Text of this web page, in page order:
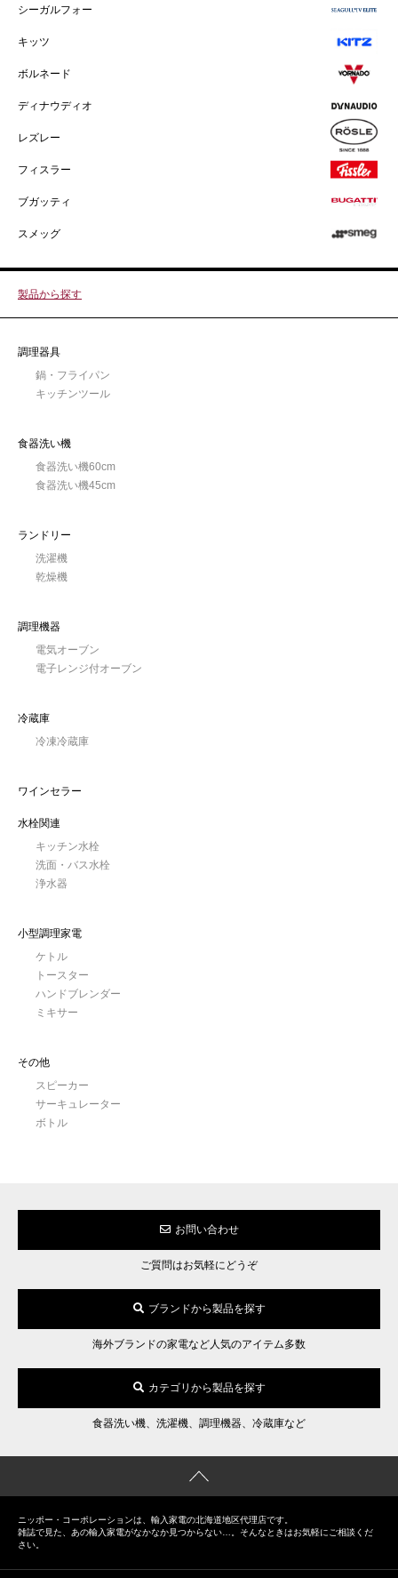
シーガルフォー
キッツ
ボルネード
ディナウディオ
レズレー
フィスラー
ブガッティ
スメッグ
製品から探す
調理器具
鍋・フライパン
キッチンツール
食器洗い機
食器洗い機60cm
食器洗い機45cm
ランドリー
洗濯機
乾燥機
調理機器
電気オーブン
電子レンジ付オーブン
冷蔵庫
冷凍冷蔵庫
ワインセラー
水栓関連
キッチン水栓
洗面・バス水栓
浄水器
小型調理家電
ケトル
トースター
ハンドブレンダー
ミキサー
その他
スピーカー
サーキュレーター
ボトル
お問い合わせ
ご質問はお気軽にどうぞ
ブランドから製品を探す
海外ブランドの家電など人気のアイテム多数
カテゴリから製品を探す
食器洗い機、洗濯機、調理機器、冷蔵庫など
ニッポー・コーポレーションは、輸入家電の北海道地区代理店です。
雑誌で見た、あの輸入家電がなかなか見つからない…。そんなときはお気軽にご相談くだ
さい。